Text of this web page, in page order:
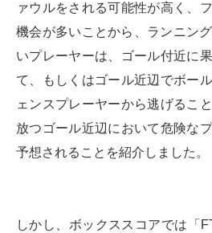
ァウルをされる可能性が高く、
機会が多いことから、ランニン
いプレーヤーは、ゴール付近に
て、もしくはゴール近辺でボー
ェンスプレーヤーから逃げるこ
放つゴール近辺において危険な
予想されることを紹介しました。
しかし、ボックススコアでは「